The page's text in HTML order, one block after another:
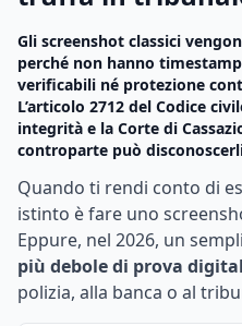
Gli screenshot classici
perché non hanno
verificabili né protezione
L’articolo 2712 del Codice
integrità e la Corte di
controparte può
Quando ti rendi conto di
istinto è fare uno
Eppure, nel 2026, un
più debole di prova
polizia, alla banca o al